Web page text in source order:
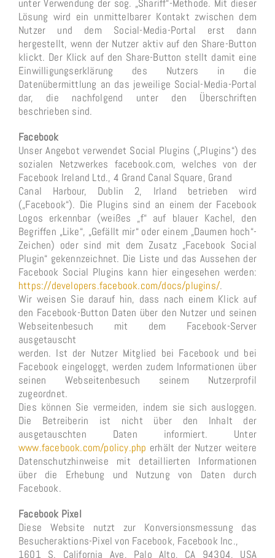
unter Verwendung der sog. „Shariff“-Methode. Mit dieser
Lösung wird ein unmittelbarer Kontakt zwischen dem
Nutzer und dem Social-Media-Portal erst dann
hergestellt, wenn der Nutzer aktiv auf den Share-Button
klickt. Der Klick auf den Share-Button stellt damit eine
Einwilligungserklärung des Nutzers in die
Datenübermittlung an das jeweilige Social-Media-Portal
dar, die nachfolgend unter den Überschriften
beschrieben sind.
Facebook
Unser Angebot verwendet Social Plugins („Plugins“) des
sozialen Netzwerkes facebook.com, welches von der
Facebook Ireland Ltd., 4 Grand Canal Square, Grand
Canal Harbour, Dublin 2, Irland betrieben wird
(„Facebook“). Die Plugins sind an einem der Facebook
Logos erkennbar (weißes „f“ auf blauer Kachel, den
Begriffen „Like“, „Gefällt mir“ oder einem „Daumen hoch“-
Zeichen) oder sind mit dem Zusatz „Facebook Social
Plugin“ gekennzeichnet. Die Liste und das Aussehen der
Facebook Social Plugins kann hier eingesehen werden:
https://developers.facebook.com/docs/plugins/.
Wir weisen Sie darauf hin, dass nach einem Klick auf
den Facebook-Button Daten über den Nutzer und seinen
Webseitenbesuch mit dem Facebook-Server
ausgetauscht
werden. Ist der Nutzer Mitglied bei Facebook und bei
Facebook eingeloggt, werden zudem Informationen über
seinen Webseitenbesuch seinem Nutzerprofil
zugeordnet.
Dies können Sie vermeiden, indem sie sich ausloggen.
Die Betreiberin ist nicht über den Inhalt der
ausgetauschten Daten informiert. Unter
www.facebook.com/policy.php erhält der Nutzer weitere
Datenschutzhinweise mit detaillierten Informationen
über die Erhebung und Nutzung von Daten durch
Facebook.
Facebook Pixel
Diese Website nutzt zur Konversionsmessung das
Besucheraktions-Pixel von Facebook, Facebook Inc.,
1601 S. California Ave, Palo Alto, CA 94304, USA